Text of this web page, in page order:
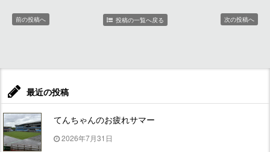
前の投稿へ 投稿の一覧へ戻る 次の投稿へ
最近の投稿
てんちゃんのお疲れサマー
2026年7月31日